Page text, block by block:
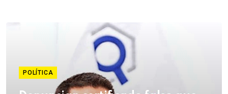
POLÍTICA